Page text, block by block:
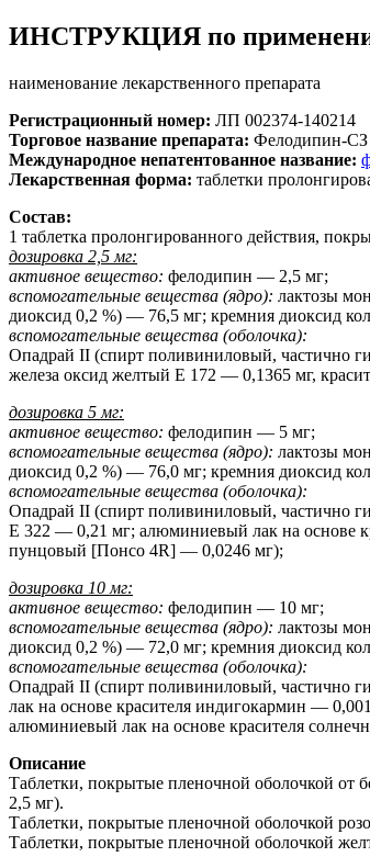
ИНСТРУКЦИЯ по
наименование лекарственного препарата
Регистрационный номер: ЛП 002374-140214
Торговое название препарата: Фелодипин-СЗ
Международное непатентованное название:
Лекарственная форма: таблетки
Состав:
1 таблетка пролонгированного действия,
дозировка 2,5 мг:
активное вещество: фелодипин — 2,5 мг;
вспомогательные вещества (ядро): лактозы
диоксид 0,2 %) — 76,5 мг; кремния диоксид
вспомогательные вещества (оболочка):
Опадрай II (спирт поливиниловый, частично
железа оксид желтый Е 172 — 0,1365 мг,
дозировка 5 мг:
активное вещество: фелодипин — 5 мг;
вспомогательные вещества (ядро): лактозы
диоксид 0,2 %) — 76,0 мг; кремния диоксид
вспомогательные вещества (оболочка):
Опадрай II (спирт поливиниловый, частично
Е 322 — 0,21 мг; алюминиевый лак на основе
пунцовый [Понсо 4R] — 0,0246 мг);
дозировка 10 мг:
активное вещество: фелодипин — 10 мг;
вспомогательные вещества (ядро): лактозы
диоксид 0,2 %) — 72,0 мг; кремния диоксид
вспомогательные вещества (оболочка):
Опадрай II (спирт поливиниловый, частично
лак на основе красителя индигокармин —
алюминиевый лак на основе красителя
Описание
Таблетки, покрытые пленочной оболочкой от
2,5 мг).
Таблетки, покрытые пленочной оболочкой
Таблетки, покрытые пленочной оболочкой